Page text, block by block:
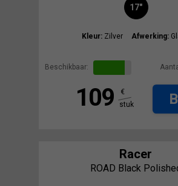
17"
Kleur: Zilver Afwerking:
Beschikbaar:
109
€
stuk
Racer
ROAD Black